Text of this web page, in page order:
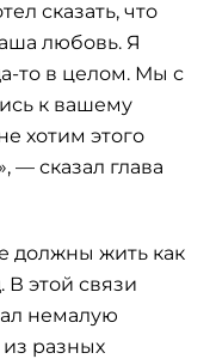
сказать, что
любовь. Я
то в целом. Мы с
к вашему
хотим этого
— сказал глава
должны жить как
этой связи
немалую
разных